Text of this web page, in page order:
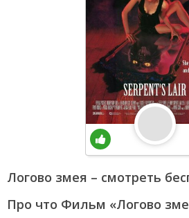
Логово змея – смотреть
Про что Фильм «Логово